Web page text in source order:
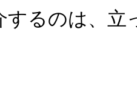
するのは、立